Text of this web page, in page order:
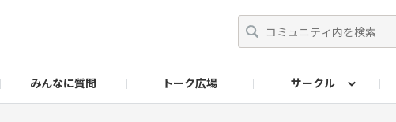
みんなに質問 トーク広場 サークル